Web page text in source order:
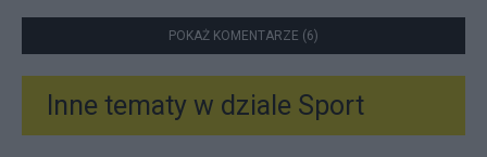
POKAŻ KOMENTARZE (6)
Inne tematy w dziale Sport